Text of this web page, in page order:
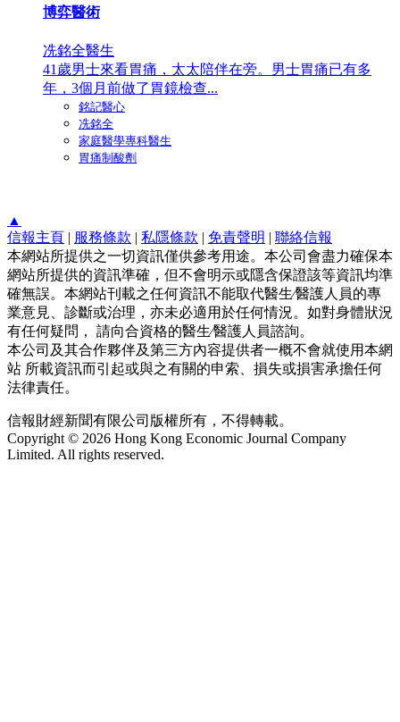
博弈醫術
冼銘全醫生
41歲男士來看胃痛，太太陪伴在旁。男士胃痛已有多
年，3個月前做了胃鏡檢查...
銘記醫心
冼銘全
家庭醫學專科醫生
胃痛制酸劑
▲
信報主頁 | 服務條款 | 私隱條款 | 免責聲明 | 聯絡信報
本網站所提供之一切資訊僅供參考用途。本公司會盡力確保本
網站所提供的資訊準確，但不會明示或隱含保證該等資訊均準
確無誤。本網站刊載之任何資訊不能取代醫生∕醫護人員的專
業意見、診斷或治理，亦未必適用於任何情況。如對身體狀況
有任何疑問， 請向合資格的醫生∕醫護人員諮詢。
本公司及其合作夥伴及第三方內容提供者一概不會就使用本網
站 所載資訊而引起或與之有關的申索、損失或損害承擔任何
法律責任。
信報財經新聞有限公司版權所有，不得轉載。
Copyright © 2026 Hong Kong Economic Journal Company
Limited. All rights reserved.